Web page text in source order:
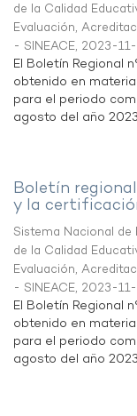
de la Calidad
Evaluación,
- SINEACE, 2023-
El Boletín Regional
obtenido en
para el periodo
agosto del año
Boletín
y la
Sistema Nacional
de la Calidad
Evaluación,
- SINEACE, 2023-
El Boletín Regional
obtenido en
para el periodo
agosto del año